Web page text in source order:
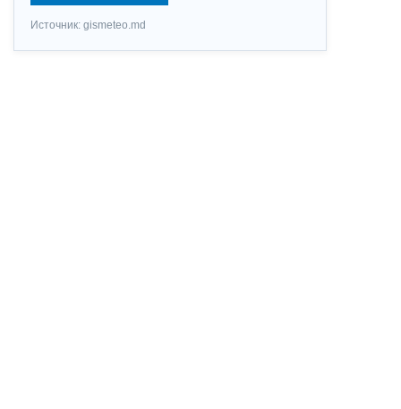
Источник: gismeteo.md